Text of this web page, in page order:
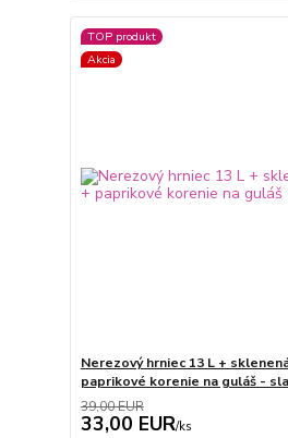
TOP produkt
Akcia
Nerezový hrniec 13 L +
paprikové korenie na guláš -
39,00 EUR
33,00 EUR/ks